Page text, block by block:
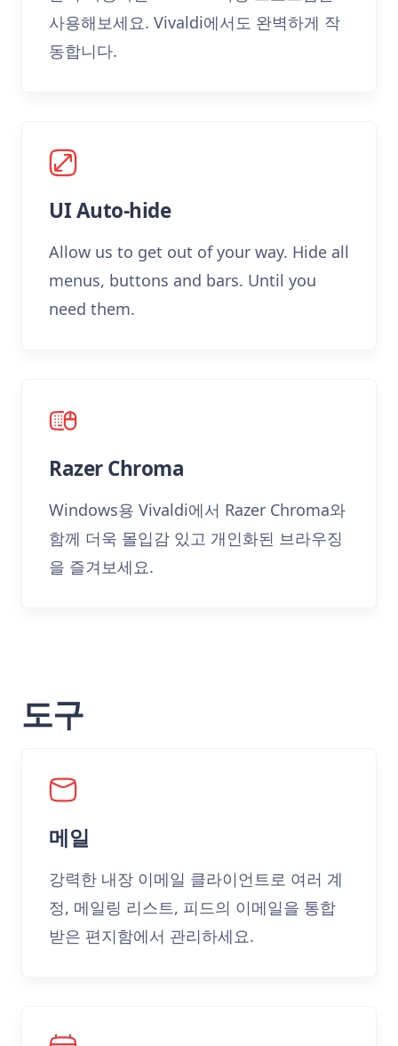
사용해보세요. Vivaldi에서도 완벽하게 작
동합니다.
UI Auto-hide
Allow us to get out of your way. Hide all
menus, buttons and bars. Until you
need them.
Razer Chroma
Windows용 Vivaldi에서 Razer Chroma와
함께 더욱 몰입감 있고 개인화된 브라우징
을 즐겨보세요.
도구
메일
강력한 내장 이메일 클라이언트로 여러 계
정, 메일링 리스트, 피드의 이메일을 통합
받은 편지함에서 관리하세요.